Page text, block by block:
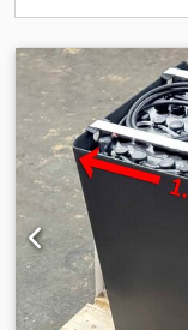
changement latéral
-1275-02 -
changement
latéral Linde EG20
T30 R - 143-00
RX20-15 Série
Jungheinrich EFG
EFG 218
Jungheinrich EFG
EFG 318 k
Jungheinrich EFG
Toyota 8FBEK16T